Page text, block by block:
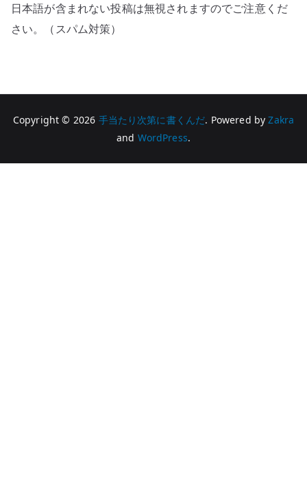
日本語が含まれない投稿は無視されますのでご注意くだ
さい。（スパム対策）
Copyright © 2026 手当たり次第に書くんだ. Powered byZakra
and WordPress.